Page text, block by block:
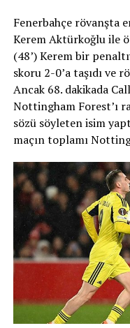
Fenerbahçe rövanşta
Kerem Aktürkoğlu ile
(48’) Kerem bir
skoru 2-0’a taşıdı ve
Ancak 68. dakikada
Nottingham Forest’ı
sözü söyleten isim
maçın toplamı